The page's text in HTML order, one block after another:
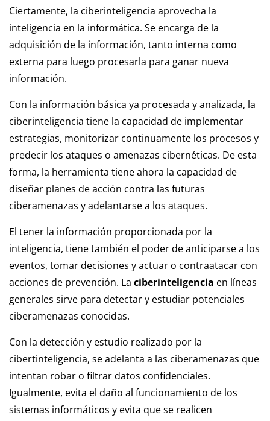
Ciertamente, la ciberinteligencia aprovecha la
inteligencia en la informática. Se encarga de la
adquisición de la información, tanto interna como
externa para luego procesarla para ganar nueva
información.
Con la información básica ya procesada y analizada, la
ciberinteligencia tiene la capacidad de implementar
estrategias, monitorizar continuamente los procesos y
predecir los ataques o amenazas cibernéticas. De esta
forma, la herramienta tiene ahora la capacidad de
diseñar planes de acción contra las futuras
ciberamenazas y adelantarse a los ataques.
El tener la información proporcionada por la
inteligencia, tiene también el poder de anticiparse a los
eventos, tomar decisiones y actuar o contraatacar con
acciones de prevención. La ciberinteligencia en líneas
generales sirve para detectar y estudiar potenciales
ciberamenazas conocidas.
Con la detección y estudio realizado por la
cibertinteligencia, se adelanta a las ciberamenazas que
intentan robar o filtrar datos confidenciales.
Igualmente, evita el daño al funcionamiento de los
sistemas informáticos y evita que se realicen